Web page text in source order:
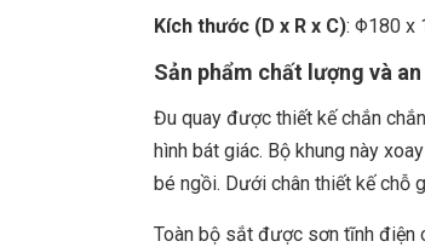
Kích thước (D x R x C): Φ180 x
Sản phẩm chất lượng và
Đu quay được thiết kế chắn
hình bát giác. Bộ khung này
bé ngồi. Dưới chân thiết kế chỗ
Toàn bộ sắt được sơn tĩnh điện